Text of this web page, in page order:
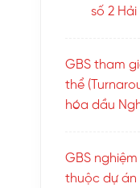
số 2
GBS tham
thể
hóa dầu
GBS
thuộc dự án